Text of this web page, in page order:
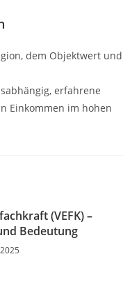
dem Objektwert und
erfahrene
Einkommen im hohen
(VEFK) –
Bedeutung